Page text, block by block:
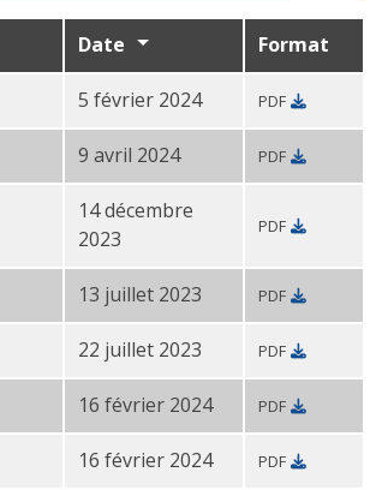
Date Format
du CDBG-DR PDF
5 février 2024 PDF
engagement du CDBG-DR (PDF)
9 avril 2024 PDF
engagement du CDBG-DR (PDF)
14 décembre
2023
PDF
besoinsnon satisfaits du CDBG-DR
13 juillet 2023 PDF
besoins d'atténuation du CDBG-DR
22 juillet 2023 PDF
citoyenne du CDBG-DR (1er
16 février 2024 PDF
langues du CDBG-DR PDF
16 février 2024 PDF